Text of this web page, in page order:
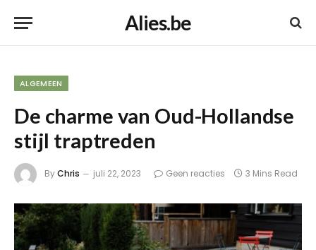
Alies.be
ALGEMEEN
De charme van Oud-Hollandse
stijl traptreden
ByChris juli 22, 2023 Geen reacties 3 Mins Read